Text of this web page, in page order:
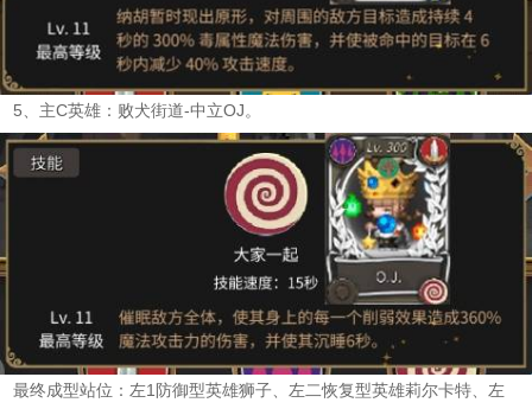
5、主C英雄：败犬街道-中立OJ。
最终成型站位：左1防御型英雄狮子、左二恢复型英雄莉尔卡特、左